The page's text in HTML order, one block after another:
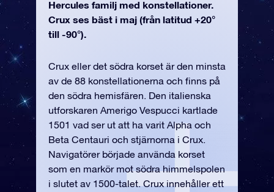
Hercules familj med konstellationer.
Crux ses bäst i maj (från latitud +20°
till -90°).
Crux eller det södra korset är den minsta
av de 88 konstellationerna och finns på
den södra hemisfären. Den italienska
utforskaren Amerigo Vespucci kartlade
1501 vad ser ut att ha varit Alpha och
Beta Centauri och stjärnorna i Crux.
Navigatörer började använda korset
som en markör mot södra himmelspolen
i slutet av 1500-talet. Crux innehåller ett